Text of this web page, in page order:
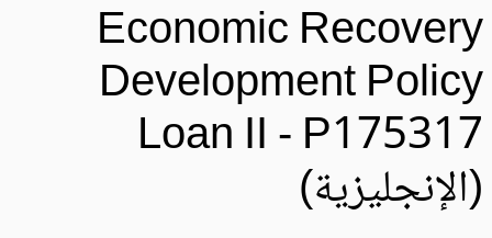
Economic
Development
Loan II -